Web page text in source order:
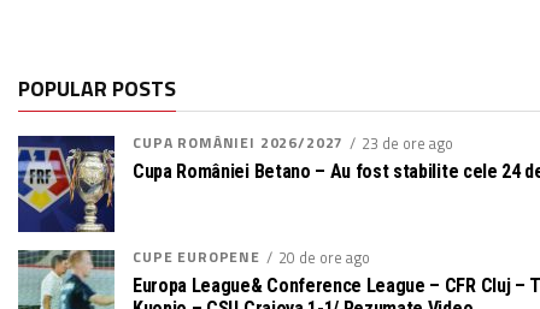
POPULAR POSTS
CUPA ROMÂNIEI 2026/2027 23 de ore ago
Cupa României Betano – Au fost stabilite cele 24
CUPE EUROPENE 20 de ore ago
Europa League& Conference League – CFR Cluj –